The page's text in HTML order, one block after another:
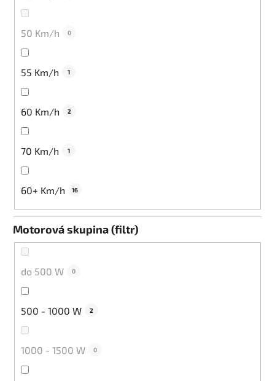
50 Km/h 0
55 Km/h 1
60 Km/h 2
70 Km/h 1
60+ Km/h 16
Motorová skupina (filtr)
do 500 W 0
500 - 1000 W 2
1000 - 1500 W 0